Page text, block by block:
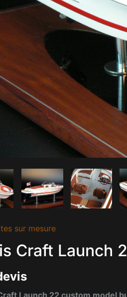
sur mesure
Craft Launch
Launch 22 custom model